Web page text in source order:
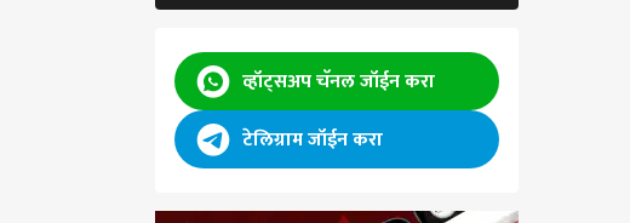
व्हॉट्सअप चॅनल जॉईन करा
टेलिग्राम जॉईन करा